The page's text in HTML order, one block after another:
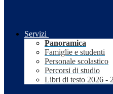
Servizi
Panoramica
Famiglie e studenti
Personale scolastico
Percorsi di studio
Libri di testo 2026 -